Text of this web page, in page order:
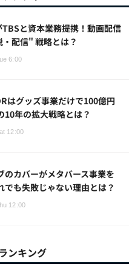
TBSと資本業務提携！動画配信
配信" 戦略とは？
6:00
はグッズ事業だけで100億円
10年の拡大戦略とは？
12:00
のカバーがメタバース事業を
でも失敗じゃない理由とは？
12:00
ンキング